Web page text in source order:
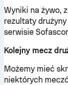
Wyniki na żywo,
rezultaty
serwisie
Kolejny mecz
Możemy mieć
niektórych